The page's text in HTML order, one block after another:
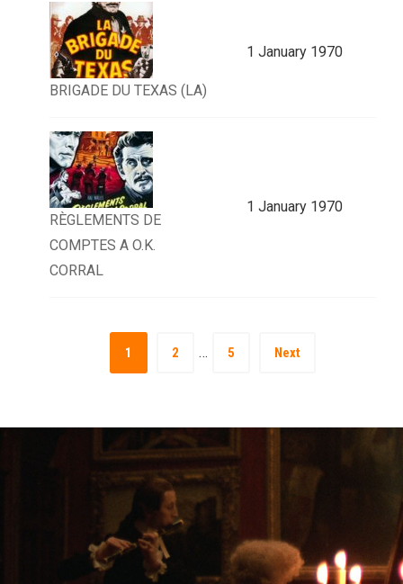
BRIGADE DU TEXAS (LA)
1 January 1970
RÈGLEMENTS DE
COMPTES A O.K.
CORRAL
1 January 1970
1 2 … 5 Next